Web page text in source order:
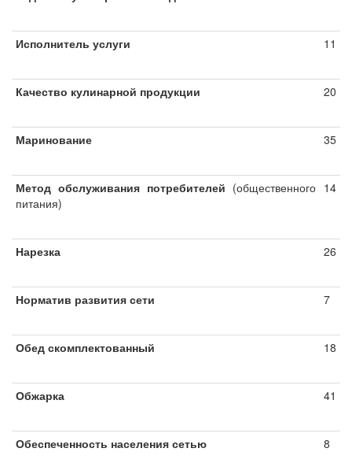
Исполнитель услуги 11
Качество кулинарной продукции 20
Маринование 35
Метод обслуживания потребителей (общественного
питания)
14
Нарезка 26
Норматив развития сети 7
Обед скомплектованный 18
Обжарка 41
Обеспеченность населения сетью 8